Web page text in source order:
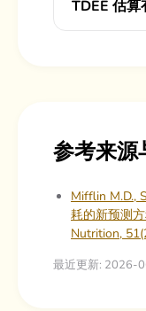
TDEE 估算
参考来源
Mifflin M.D.,
耗的新预测
Nutrition,
最近更新: 2026-